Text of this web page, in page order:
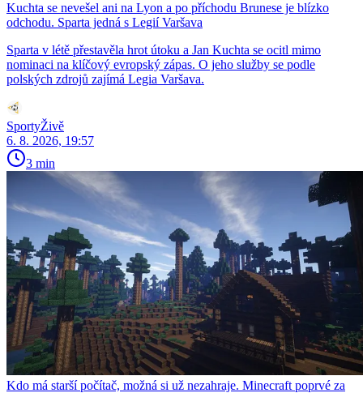
Kuchta se nevešel ani na Lyon a po příchodu Brunese je blízko
odchodu. Sparta jedná s Legií Varšava
Sparta v létě přestavěla hrot útoku a Jan Kuchta se ocitl mimo
nominaci na klíčový evropský zápas. O jeho služby se podle
polských zdrojů zajímá Legia Varšava.
SportyŽivě
6. 8. 2026, 19:57
3 min
Kdo má starší počítač, možná si už nezahraje. Minecraft poprvé za